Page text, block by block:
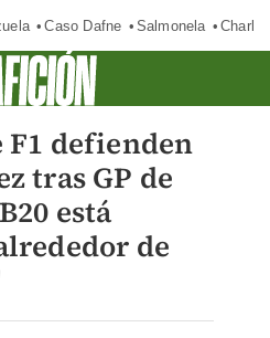
Caso Dafne Salmonela
F1 defienden
tras GP de
está
de